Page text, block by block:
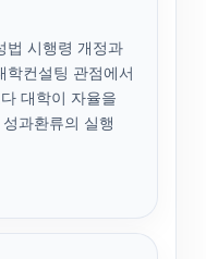
법 시행령 개정과
학컨설팅 관점에서
대학이 자율을
과환류의 실행